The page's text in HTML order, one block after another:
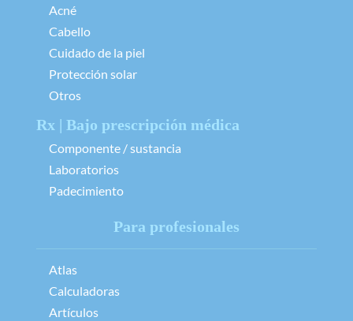
Acné
Cabello
Cuidado de la piel
Protección solar
Otros
Rx | Bajo prescripción médica
Componente / sustancia
Laboratorios
Padecimiento
Para profesionales
Atlas
Calculadoras
Artículos